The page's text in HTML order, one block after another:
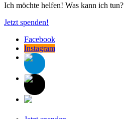
Ich möchte helfen! Was kann ich tun?
Jetzt spenden!
Facebook
Instagram